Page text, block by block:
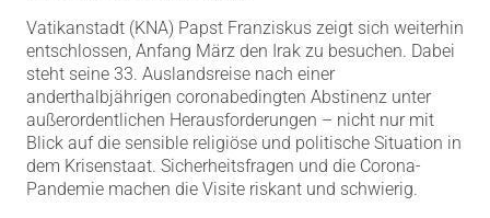
Vatikanstadt (KNA) Papst Franziskus zeigt sich weiterhin
entschlossen, Anfang März den Irak zu besuchen. Dabei
steht seine 33. Auslandsreise nach einer
anderthalbjährigen coronabedingten Abstinenz unter
außerordentlichen Herausforderungen – nicht nur mit
Blick auf die sensible religiöse und politische Situation in
dem Krisenstaat. Sicherheitsfragen und die Corona-
Pandemie machen die Visite riskant und schwierig.